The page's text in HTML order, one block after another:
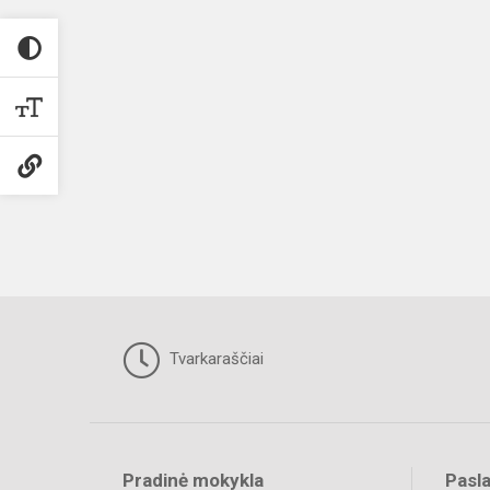
Tvarkaraščiai
Pradinė mokykla